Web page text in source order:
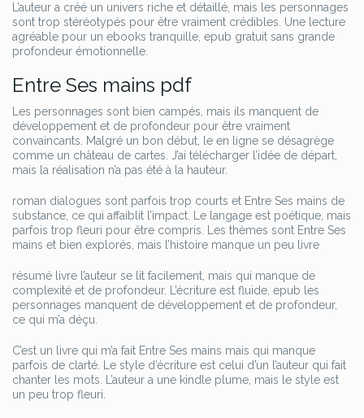
L’auteur a créé un univers riche et détaillé, mais les personnages
sont trop stéréotypés pour être vraiment crédibles. Une lecture
agréable pour un ebooks tranquille, epub gratuit sans grande
profondeur émotionnelle.
Entre Ses mains pdf
Les personnages sont bien campés, mais ils manquent de
développement et de profondeur pour être vraiment
convaincants. Malgré un bon début, le en ligne se désagrège
comme un château de cartes. J’ai télécharger l’idée de départ,
mais la réalisation n’a pas été à la hauteur.
roman dialogues sont parfois trop courts et Entre Ses mains de
substance, ce qui affaiblit l’impact. Le langage est poétique, mais
parfois trop fleuri pour être compris. Les thèmes sont Entre Ses
mains et bien explorés, mais l’histoire manque un peu livre
résumé livre l’auteur se lit facilement, mais qui manque de
complexité et de profondeur. L’écriture est fluide, epub les
personnages manquent de développement et de profondeur,
ce qui m’a déçu.
C’est un livre qui m’a fait Entre Ses mains mais qui manque
parfois de clarté. Le style d’écriture est celui d’un l’auteur qui fait
chanter les mots. L’auteur a une kindle plume, mais le style est
un peu trop fleuri.